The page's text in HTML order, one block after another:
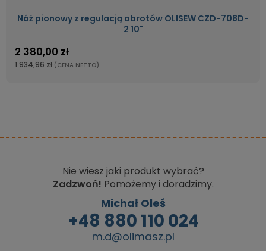
Nóż pionowy z regulacją obrotów OLISEW CZD-708D-
2 10"
2 380,00 zł
1 934,96 zł (CENA NETTO)
Nie wiesz jaki produkt wybrać?
Zadzwoń! Pomożemy i doradzimy.
Michał Oleś
+48 880 110 024
m.d@olimasz.pl